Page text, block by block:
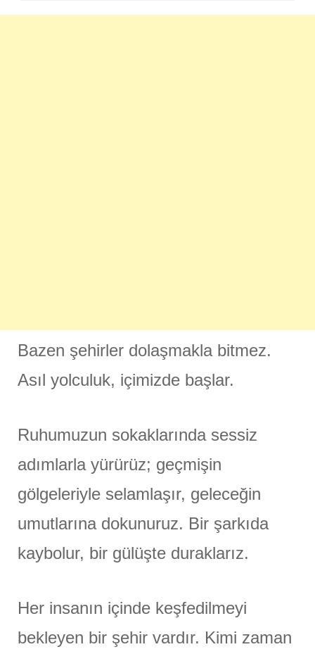
Bazen şehirler dolaşmakla bitmez.
Asıl yolculuk, içimizde başlar.
Ruhumuzun sokaklarında sessiz
adımlarla yürürüz; geçmişin
gölgeleriyle selamlaşır, geleceğin
umutlarına dokunuruz. Bir şarkıda
kaybolur, bir gülüşte duraklarız.
Her insanın içinde keşfedilmeyi
bekleyen bir şehir vardır. Kimi zaman